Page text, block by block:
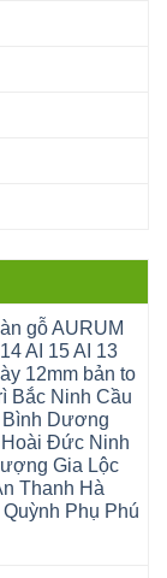
gỗ AURUM
AI 15 AI 13
12mm bản to
Bắc Ninh Cầu
Bình Dương
Đức Ninh
Gia Lộc
Thanh Hà
Phụ Phú